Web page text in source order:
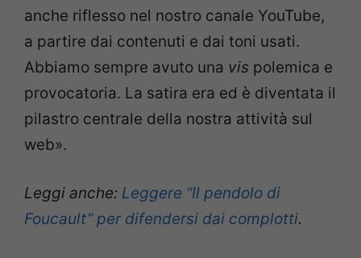
anche riflesso nel nostro canale YouTube,
a partire dai contenuti e dai toni usati.
Abbiamo sempre avuto una vis polemica e
provocatoria. La satira era ed è diventata il
pilastro centrale della nostra attività sul
web».
Leggi anche: Leggere “Il pendolo di
Foucault” per difendersi dai complotti.